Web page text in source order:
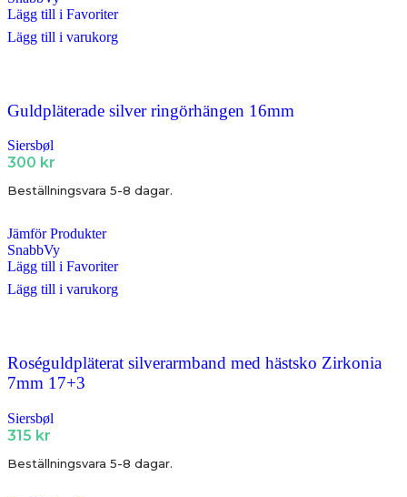
Lägg till i Favoriter
Lägg till i varukorg
Guldpläterade silver ringörhängen 16mm
Siersbøl
300 kr
Beställningsvara 5-8 dagar.
Jämför Produkter
SnabbVy
Lägg till i Favoriter
Lägg till i varukorg
Roséguldpläterat silverarmband med hästsko Zirkonia
7mm 17+3
Siersbøl
315 kr
Beställningsvara 5-8 dagar.